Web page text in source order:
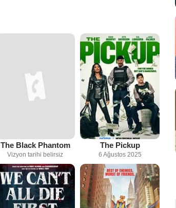
The Black Phantom
Vizyon tarihi belirsiz
The Pickup
6 Ağustos 2025